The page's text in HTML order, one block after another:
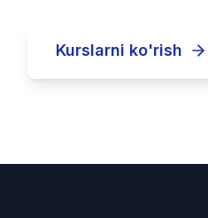
Kurslarni ko'rish